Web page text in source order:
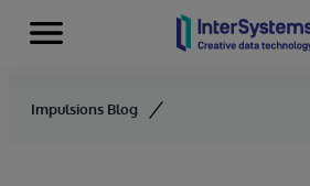
Skip to content
Menu
Impulsions Blog